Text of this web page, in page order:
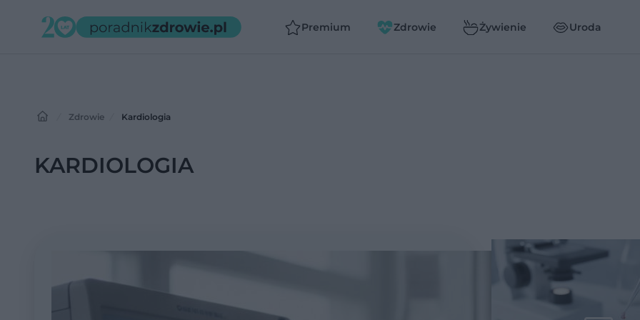
Premium Zdrowie Żywienie Uroda
Zdrowie Kardiologia
KARDIOLOGIA